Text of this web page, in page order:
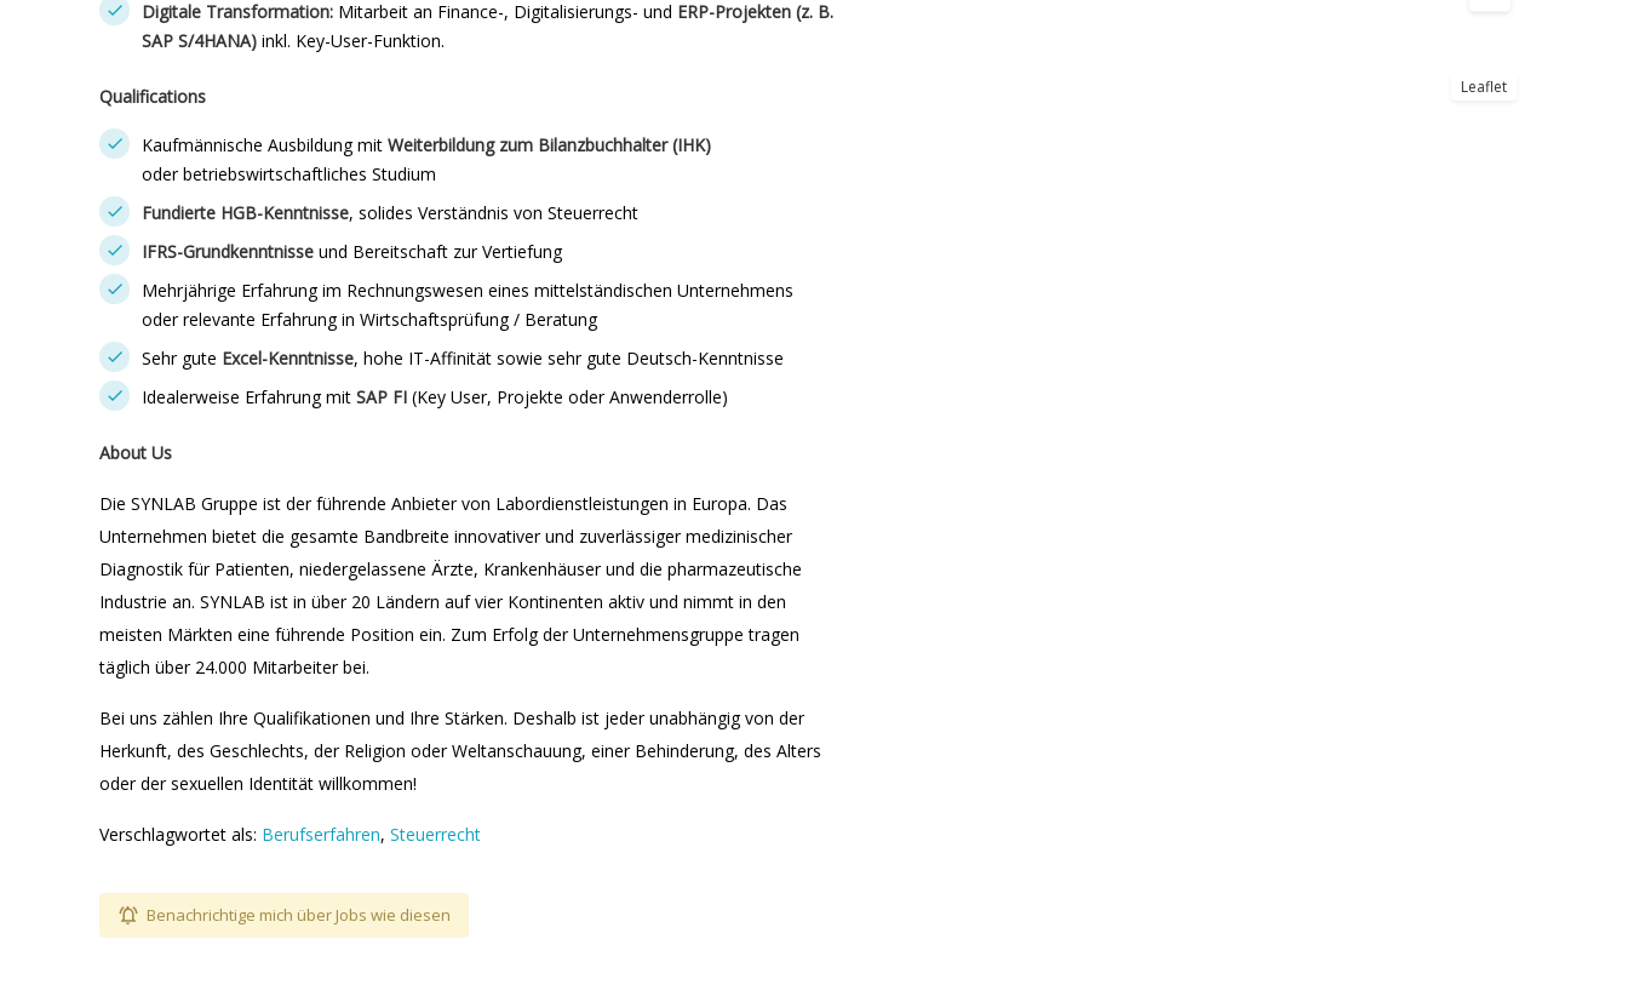
Digitale Transformation: Mitarbeit an Finance-, Digitalisierungs- und ERP-Projekten (z. B.
SAP S/4HANA) inkl. Key-User-Funktion.
Qualifications
Kaufmännische Ausbildung mit Weiterbildung zum Bilanzbuchhalter (IHK)
oder betriebswirtschaftliches Studium
Fundierte HGB-Kenntnisse, solides Verständnis von Steuerrecht
IFRS-Grundkenntnisse und Bereitschaft zur Vertiefung
Mehrjährige Erfahrung im Rechnungswesen eines mittelständischen Unternehmens
oder relevante Erfahrung in Wirtschaftsprüfung / Beratung
Sehr gute Excel-Kenntnisse, hohe IT-Affinität sowie sehr gute Deutsch-Kenntnisse
Idealerweise Erfahrung mit SAP FI (Key User, Projekte oder Anwenderrolle)
About Us
Die SYNLAB Gruppe ist der führende Anbieter von Labordienstleistungen in Europa. Das
Unternehmen bietet die gesamte Bandbreite innovativer und zuverlässiger medizinischer
Diagnostik für Patienten, niedergelassene Ärzte, Krankenhäuser und die pharmazeutische
Industrie an. SYNLAB ist in über 20 Ländern auf vier Kontinenten aktiv und nimmt in den
meisten Märkten eine führende Position ein. Zum Erfolg der Unternehmensgruppe tragen
täglich über 24.000 Mitarbeiter bei.
Bei uns zählen Ihre Qualifikationen und Ihre Stärken. Deshalb ist jeder unabhängig von der
Herkunft, des Geschlechts, der Religion oder Weltanschauung, einer Behinderung, des Alters
oder der sexuellen Identität willkommen!
Verschlagwortet als: Berufserfahren, Steuerrecht
Benachrichtige mich über Jobs wie diesen
Leaflet